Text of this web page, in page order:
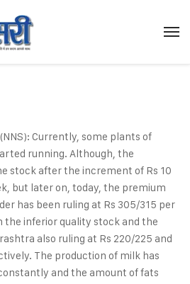
Currently, some plants of
running. Although, the
stock after the increment of Rs 10
but later on, today, the premium
has been ruling at Rs 305/315 per
the inferior quality stock and the
also ruling at Rs 220/225 and
The production of milk has
and the amount of fats